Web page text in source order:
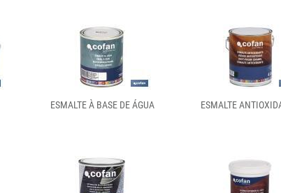
ESMALTE À BASE DE ÁGUA ESMALTE